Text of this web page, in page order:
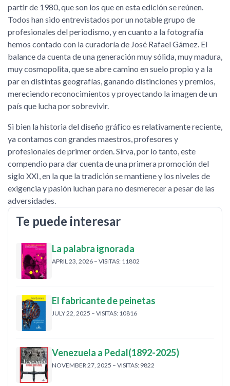
partir de 1980, que son los que en esta edición se reúnen.
Todos han sido entrevistados por un notable grupo de
profesionales del periodismo, y en cuanto a la fotografía
hemos contado con la curadoría de José Rafael Gámez. El
balance da cuenta de una generación muy sólida, muy madura,
muy cosmopolita, que se abre camino en suelo propio y a la
par en distintas geografías, ganando distinciones y premios,
mereciendo reconocimientos y proyectando la imagen de un
país que lucha por sobrevivir.
Si bien la historia del diseño gráfico es relativamente reciente,
ya contamos con grandes maestros, profesores y
profesionales de primer orden. Sirva, por lo tanto, este
compendio para dar cuenta de una primera promoción del
siglo XXI, en la que la tradición se mantiene y los niveles de
exigencia y pasión luchan para no desmerecer a pesar de las
adversidades.
Te puede interesar
La palabra ignorada
APRIL 23, 2026 – VISITAS: 11802
El fabricante de peinetas
JULY 22, 2025 – VISITAS: 10816
Venezuela a Pedal(1892-2025)
NOVEMBER 27, 2025 – VISITAS: 9822